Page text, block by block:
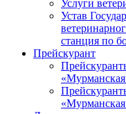
Услуги
Устав
станция по
Прейскурант